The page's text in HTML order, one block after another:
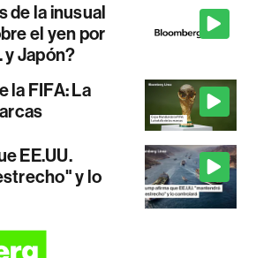
de la inusual
el yen por
y Japón?
la FIFA: La
EE.UU.
y lo